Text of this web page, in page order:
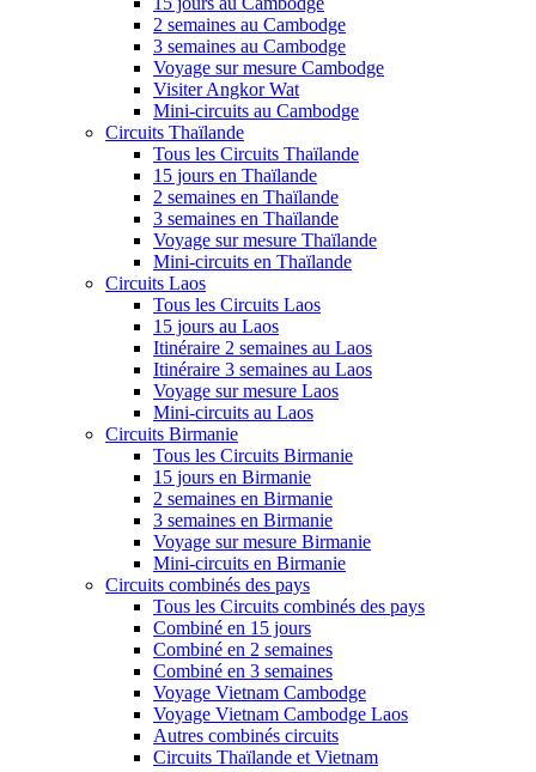
2 semaines au Cambodge
3 semaines au Cambodge
Voyage sur mesure Cambodge
Visiter Angkor Wat
Mini-circuits au Cambodge
Circuits Thaïlande
Tous les Circuits Thaïlande
15 jours en Thaïlande
2 semaines en Thaïlande
3 semaines en Thaïlande
Voyage sur mesure Thaïlande
Mini-circuits en Thaïlande
Circuits Laos
Tous les Circuits Laos
15 jours au Laos
Itinéraire 2 semaines au Laos
Itinéraire 3 semaines au Laos
Voyage sur mesure Laos
Mini-circuits au Laos
Circuits Birmanie
Tous les Circuits Birmanie
15 jours en Birmanie
2 semaines en Birmanie
3 semaines en Birmanie
Voyage sur mesure Birmanie
Mini-circuits en Birmanie
Circuits combinés des pays
Tous les Circuits combinés des pays
Combiné en 15 jours
Combiné en 2 semaines
Combiné en 3 semaines
Voyage Vietnam Cambodge
Voyage Vietnam Cambodge Laos
Autres combinés circuits
Circuits Thaïlande et Vietnam